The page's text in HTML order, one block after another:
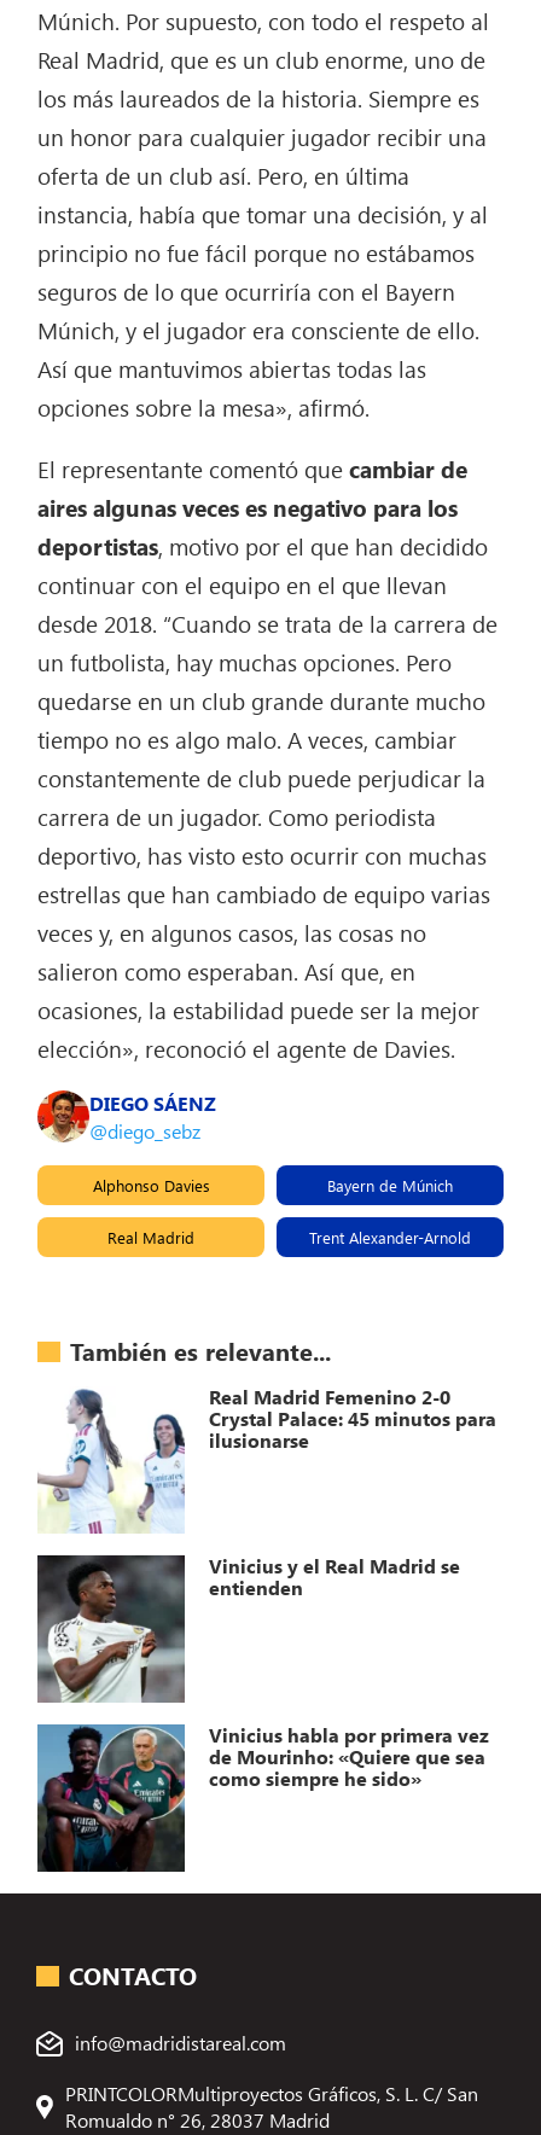
Múnich. Por supuesto, con todo el respeto al
Real Madrid, que es un club enorme, uno de
los más laureados de la historia. Siempre es
un honor para cualquier jugador recibir una
oferta de un club así. Pero, en última
instancia, había que tomar una decisión, y al
principio no fue fácil porque no estábamos
seguros de lo que ocurriría con el Bayern
Múnich, y el jugador era consciente de ello.
Así que mantuvimos abiertas todas las
opciones sobre la mesa», afirmó.
El representante comentó quecambiar de
aires algunas veces es negativo para los
deportistas, motivo por el que han decidido
continuar con el equipo en el que llevan
desde 2018. “Cuando se trata de la carrera de
un futbolista, hay muchas opciones. Pero
quedarse en un club grande durante mucho
tiempo no es algo malo. A veces, cambiar
constantemente de club puede perjudicar la
carrera de un jugador. Como periodista
deportivo, has visto esto ocurrir con muchas
estrellas que han cambiado de equipo varias
veces y, en algunos casos, las cosas no
salieron como esperaban. Así que, en
ocasiones, la estabilidad puede ser la mejor
elección», reconoció el agente de Davies.
DIEGO SÁENZ
@diego_sebz
Alphonso Davies Bayern de Múnich
Real Madrid Trent Alexander-Arnold
También es relevante...
Real Madrid Femenino 2-0
Crystal Palace: 45 minutos para
ilusionarse
Vinicius y el Real Madrid se
entienden
Vinicius habla por primera vez
de Mourinho: «Quiere que sea
como siempre he sido»
CONTACTO
info@madridistareal.com
PRINTCOLORMultiproyectos Gráficos, S. L. C/ San
Romualdo n° 26, 28037 Madrid